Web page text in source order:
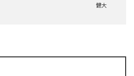
健大